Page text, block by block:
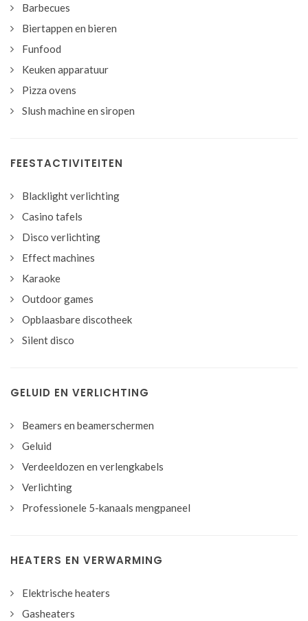
Barbecues
Biertappen en bieren
Funfood
Keuken apparatuur
Pizza ovens
Slush machine en siropen
FEESTACTIVITEITEN
Blacklight verlichting
Casino tafels
Disco verlichting
Effect machines
Karaoke
Outdoor games
Opblaasbare discotheek
Silent disco
GELUID EN VERLICHTING
Beamers en beamerschermen
Geluid
Verdeeldozen en verlengkabels
Verlichting
Professionele 5-kanaals mengpaneel
HEATERS EN VERWARMING
Elektrische heaters
Gasheaters